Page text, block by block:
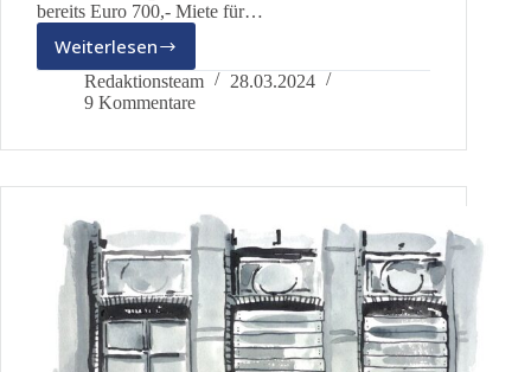
bereits Euro 700,- Miete für…
Weiterlesen
Wohnen
–
Freiheit
Menschenrecht
Redaktionsteam
28.03.2024
9 Kommentare